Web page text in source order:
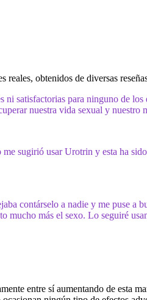
obtenidos de diversas
satisfactorias para ninguno de
nuestra vida sexual y nuestro
sugirió usar Urotrin y esta ha
contárselo a nadie y me puse a
mucho más el sexo. Lo seguiré
entre sí aumentando de esta